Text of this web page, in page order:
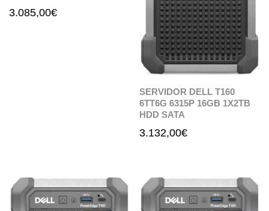
3.085,00€
SERVIDOR DELL T160
6TT6G 6315P 16GB 1X2TB
HDD SATA
3.132,00€